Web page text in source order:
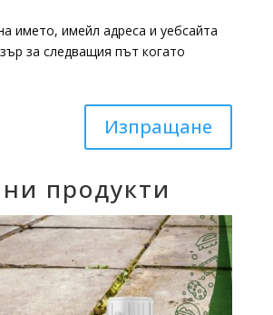
името, имейл адреса и уебсайта
за следващия път когато
Изпращане
продукти